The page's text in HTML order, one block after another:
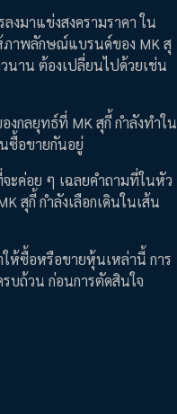
งมาแข่งสงครามราคา ใน
ภาพลักษณ์แบรนด์ของ MK สุ
นาน ต้องเปลี่ยนไปด้วยเช่น
งกลยุทธ์ที่ MK สุกี้ กำลังทำใน
ซื้อขายกันอยู่
ะค่อย ๆ เฉลยคำถามที่ในหัว
สุกี้ กำลังเลือกเดินในเส้น
ห้ซื้อหรือขายหุ้นเหล่านี้ การ
บถ้วน ก่อนการตัดสินใจ